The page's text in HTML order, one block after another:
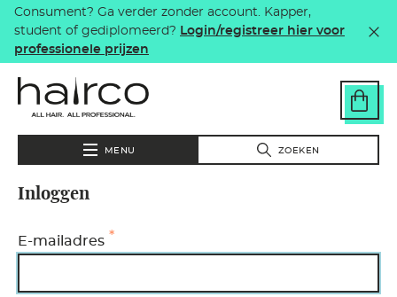
Overslaan en naar de inhoud gaan
Consument? Ga verder zonder account. Kapper,
student of gediplomeerd? Login/registreer hier voor
professionele prijzen
MENU ZOEKEN
Inloggen
E-mailadres